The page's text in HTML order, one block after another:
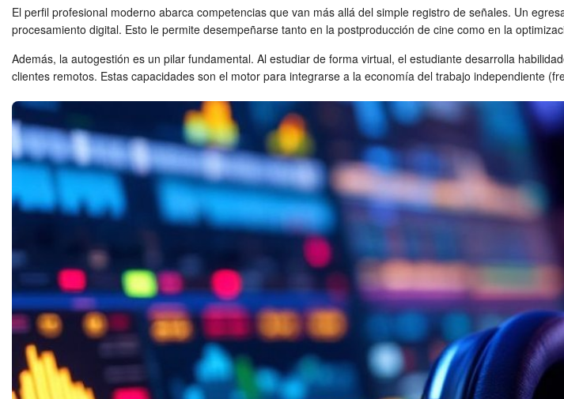
El perfil profesional moderno abarca competencias que van más allá del simple registro de señales. Un
procesamiento digital. Esto le permite desempeñarse tanto en la postproducción de cine como en la
Además, la autogestión es un pilar fundamental. Al estudiar de forma virtual, el estudiante desarrolla
clientes remotos. Estas capacidades son el motor para integrarse a la economía del trabajo independiente